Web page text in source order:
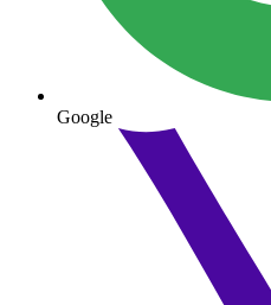
Google